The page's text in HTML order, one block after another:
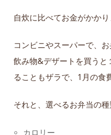
自炊に比べてお金がかかり
コンビニやスーパーで、
飲み物&デザートを買う
ることもザラで、1月の食
それと、選べるお弁当の種
カロリー